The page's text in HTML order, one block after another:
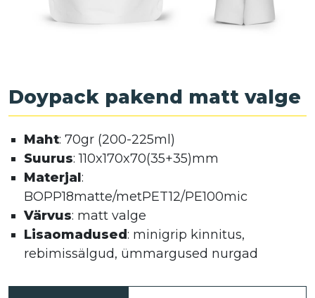
Doypack pakend matt valge
Maht: 70gr (200-225ml)
Suurus: 110x170x70(35+35)mm
Materjal:
BOPP18matte/metPET12/PE100mic
Värvus: matt valge
Lisaomadused: minigrip kinnitus,
rebimissälgud, ümmargused nurgad